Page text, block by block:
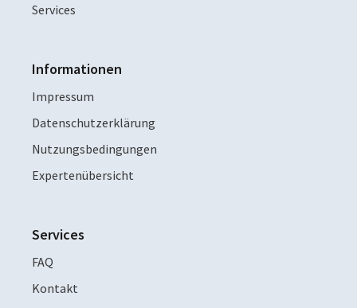
Services
Informationen
Impressum
Datenschutzerklärung
Nutzungsbedingungen
Expertenübersicht
Services
FAQ
Kontakt